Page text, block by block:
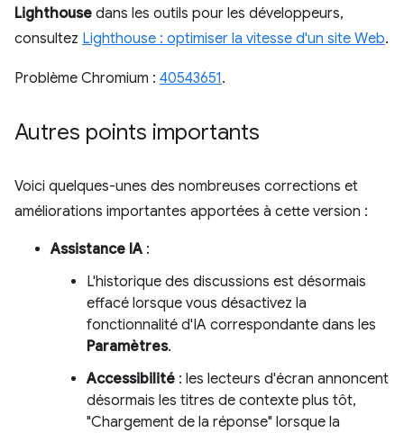
Lighthouse dans les outils pour les développeurs,
consultez Lighthouse : optimiser la vitesse d'un site Web.
Problème Chromium : 40543651.
Autres points importants
Voici quelques-unes des nombreuses corrections et
améliorations importantes apportées à cette version :
Assistance IA :
L'historique des discussions est désormais
effacé lorsque vous désactivez la
fonctionnalité d'IA correspondante dans les
Paramètres.
Accessibilité : les lecteurs d'écran annoncent
désormais les titres de contexte plus tôt,
"Chargement de la réponse" lorsque la